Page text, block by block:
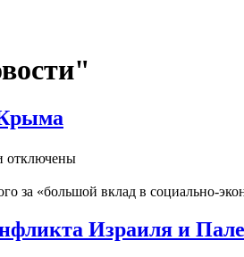
отключены
за «большой вклад в социально-
Израиля и